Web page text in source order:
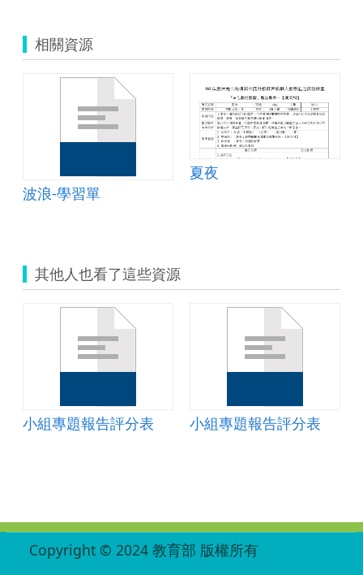
相關資源
波浪-學習單
夏夜
其他人也看了這些資源
小組專題報告評分表 小組專題報告評分表
Copyright © 2024 教育部 版權所有